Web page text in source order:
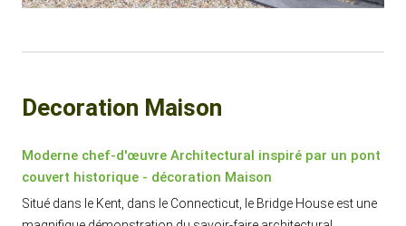
Decoration Maison
Moderne chef-d'œuvre Architectural inspiré par un pont
couvert historique - décoration Maison
Situé dans le Kent, dans le Connecticut, le Bridge House est une